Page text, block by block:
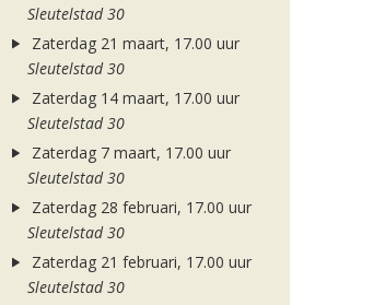
Sleutelstad 30
Zaterdag 21 maart, 17.00 uur
Sleutelstad 30
Zaterdag 14 maart, 17.00 uur
Sleutelstad 30
Zaterdag 7 maart, 17.00 uur
Sleutelstad 30
Zaterdag 28 februari, 17.00 uur
Sleutelstad 30
Zaterdag 21 februari, 17.00 uur
Sleutelstad 30